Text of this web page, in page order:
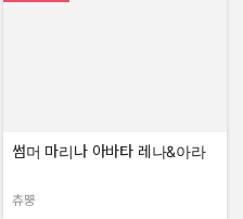
썸머 마리나 아바타 레나&아라
작성자:
츄뿡